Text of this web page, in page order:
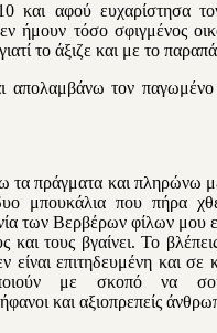
και αφού ευχαρίστησα
ήμουν τόσο σφιγμένος
το άξιζε και με το
απολαμβάνω τον
τα πράγματα και πληρώνω
μπουκάλια που πήρα
των Βερβέρων φίλων μου
και τους βγαίνει. Το
είναι επιτηδευμένη και σε
με σκοπό να
και αξιοπρεπείς